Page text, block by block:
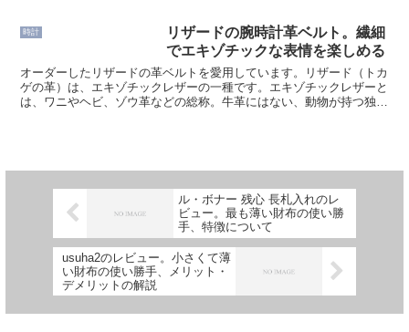
時計
リザードの腕時計革ベルト。繊細
でエキゾチックな表情を楽しめる
オーダーしたリザードの革ベルトを愛用しています。リザード（トカ
ゲの革）は、エキゾチックレザーの一種です。エキゾチックレザーと
は、ワニやヘビ、ゾウ革などの総称。牛革にはない、動物が持つ独特
ル・ボナー 残心 長札入れのレ
ビュー。最も薄い財布の使い勝
手、特徴について
usuha2のレビュー。小さくて薄
い財布の使い勝手、メリット・
デメリットの解説